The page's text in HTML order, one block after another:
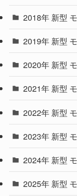
(4)
(35)
(10)
(9)
(4)
(9)
2018年 新型
2019年 新型
2020年 新型
2021年 新型
2022年 新型
2023年 新型
2024年 新型
2025年 新型